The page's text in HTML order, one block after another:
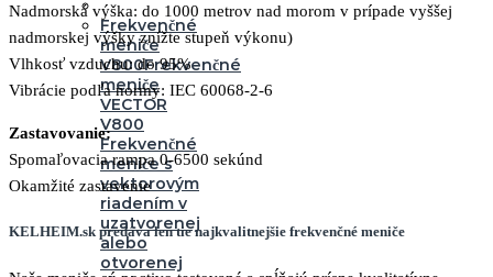
Frekvenčné
meniče
V800Frekvenčné
meniče
VECTOR
V800
Frekvenčné
meniče s
vektorovým
riadením v
uzatvorenej
alebo
otvorenej
Nadmorská výška: do 1000 metrov nad morom v prípade vyššej
nadmorskej výšky znížte stupeň výkonu)
Vlhkosť vzduchu: do 95%
Vibrácie podľa normy: IEC 60068-2-6
Zastavovanie:
Spomaľovacia rampa 0-6500 sekúnd
Okamžité zastavenie
KELHEIM.sk predáva len tie najkvalitnejšie frekvenčné meniče